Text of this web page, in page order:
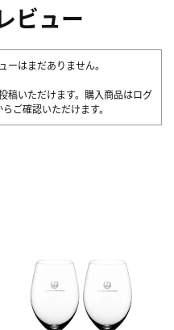
ビュー
ーはまだありません。
稿いただけます。購入商品はログ
らご確認いただけます。